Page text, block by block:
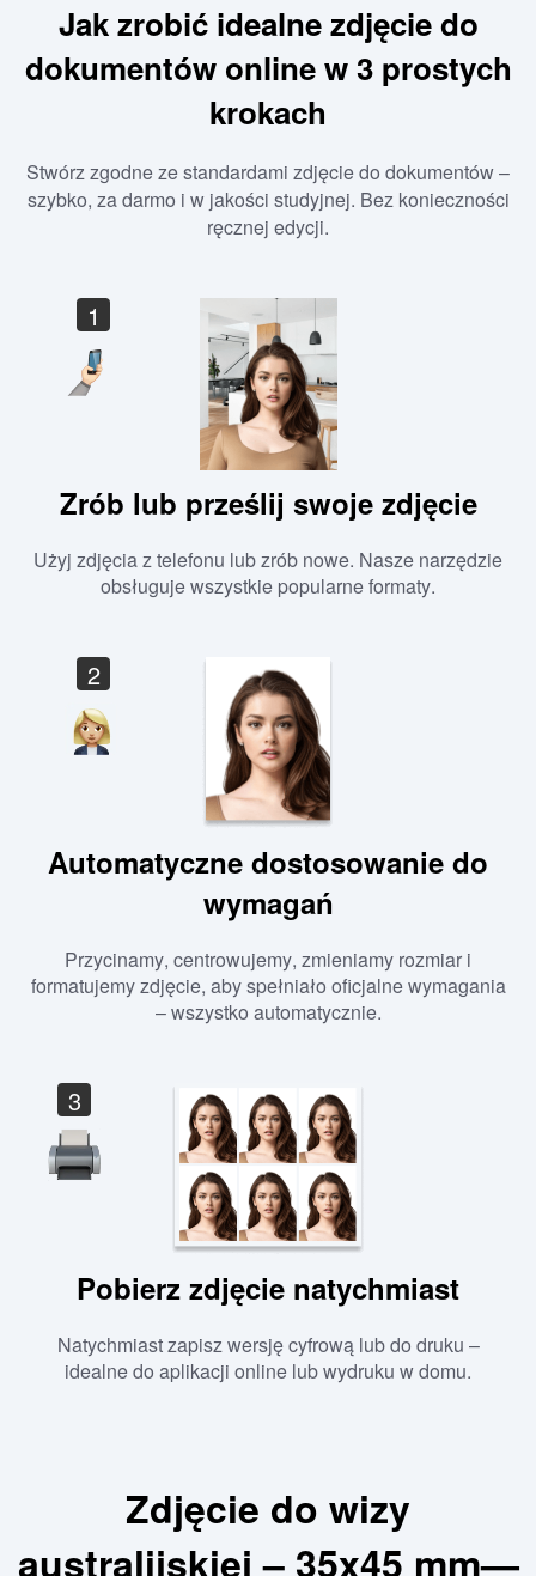
Jak zrobić idealne zdjęcie do
dokumentów online w 3 prostych
krokach
Stwórz zgodne ze standardami zdjęcie do dokumentów –
szybko, za darmo i w jakości studyjnej. Bez konieczności
ręcznej edycji.
1
Zrób lub prześlij swoje zdjęcie
Użyj zdjęcia z telefonu lub zrób nowe. Nasze narzędzie
obsługuje wszystkie popularne formaty.
2
Automatyczne dostosowanie do
wymagań
Przycinamy, centrowujemy, zmieniamy rozmiar i
formatujemy zdjęcie, aby spełniało oficjalne wymagania
– wszystko automatycznie.
3
Pobierz zdjęcie natychmiast
Natychmiast zapisz wersję cyfrową lub do druku –
idealne do aplikacji online lub wydruku w domu.
Zdjęcie do wizy
australijskiej – 35x45 mm—